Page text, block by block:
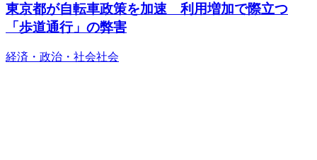
東京都が自転車政策を加速 利用増加で際立つ
「歩道通行」の弊害
経済・政治・社会社会